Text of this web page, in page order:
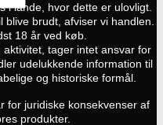
i lande, hvor dette er ulovligt.
brudt, afviser vi handlen.
18 år ved køb.
tager intet ansvar for
udelukkende information til
og historiske formål.
for juridiske konsekvenser af
produkter.